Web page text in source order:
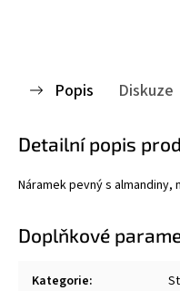
Popis Diskuze
Detailní popis
Náramek pevný s almandiny,
Doplňkové
Kategorie: